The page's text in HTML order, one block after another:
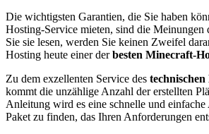
Die wichtigsten Garantien, die Sie haben
Hosting-Service mieten, sind die Meinungen
Sie sie lesen, werden Sie keinen Zweifel
Hosting heute einer derbesten Minecraft-
Zu dem exzellenten Service des technischen
kommt die unzählige Anzahl der erstellten
Anleitung wird es eine schnelle und einfache
Paket zu finden, das Ihren Anforderungen